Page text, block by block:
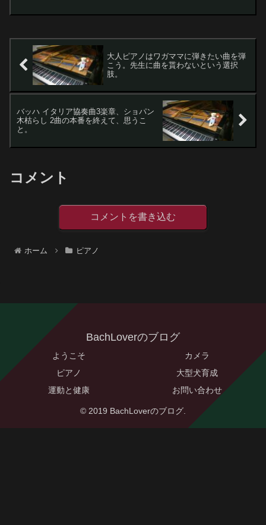
大人ピアノはワガママに弾きたい曲を弾
こう。先生に曲を貰わないという選択
肢。
バッハ イタリア協奏曲3楽章、ショパン
木枯らし 2曲の本番を終えて、思うこ
と。
コメント
コメントを書き込む
ホーム ピアノ
BachLoverのブログ
ようこそ
カメラ
ピアノ
大型犬育成
運動と健康
お問い合わせ
© 2019 BachLoverのブログ.